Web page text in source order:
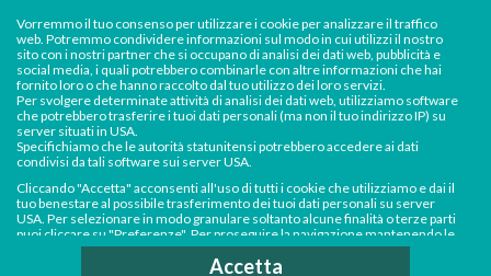
informato dei nuovi piatti dei
nostri eventi, di sconti e promozioni in atto
FacebookInstagram
Vorremmo il tuo consenso per utilizzare i cookie per analizzare il traffico
web. Potremmo condividere informazioni sul modo in cui utilizzi il nostro
sito con i nostri partner che si occupano di analisi dei dati web, pubblicità e
social media, i quali potrebbero combinarle con altre informazioni che hai
fornito loro o che hanno raccolto dal tuo utilizzo dei loro servizi.
Per svolgere determinate attività di analisi dei dati web, utilizziamo software
che potrebbero trasferire i tuoi dati personali (ma non il tuo indirizzo IP) su
server situati in USA.
Specifichiamo che le autorità statunitensi potrebbero accedere ai dati
condivisi da tali software sui server USA.
Cliccando "Accetta" acconsenti all'uso di tutti i cookie che utilizziamo e dai il
tuo benestare al possibile trasferimento dei tuoi dati personali su server
USA. Per selezionare in modo granulare soltanto alcune finalità o terze parti
puoi cliccare su "Preferenze". Per proseguire la navigazione mantenendo le
impostazioni di default (solo i cookie necessari) e impedire la raccolta e il
trasferimento di dati personali su server USA da parte dei nostri software di
Accetta